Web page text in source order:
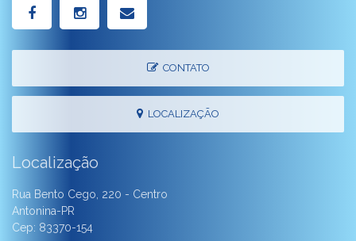
CONTATO
LOCALIZAÇÃO
Localização
Rua Bento Cego, 220 - Centro
Antonina-PR
Cep: 83370-154